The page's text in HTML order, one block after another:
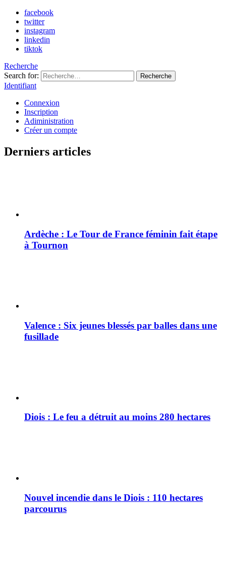
facebook
twitter
instagram
linkedin
tiktok
Recherche
Search for:
Recherche
Identifiant
Connexion
Inscription
Adiministration
Créer un compte
Derniers articles
Ardèche : Le Tour de France féminin fait étape
à Tournon
Valence : Six jeunes blessés par balles dans une
fusillade
Diois : Le feu a détruit au moins 280 hectares
Nouvel incendie dans le Diois : 110 hectares
parcourus